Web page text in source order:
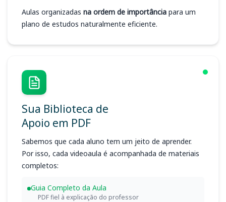
Aulas organizadas na ordem de importância para um
plano de estudos naturalmente eficiente.
Sua Biblioteca de
Apoio em PDF
Sabemos que cada aluno tem um jeito de aprender.
Por isso, cada videoaula é acompanhada de materiais
completos:
Guia Completo da Aula
PDF fiel à explicação do professor